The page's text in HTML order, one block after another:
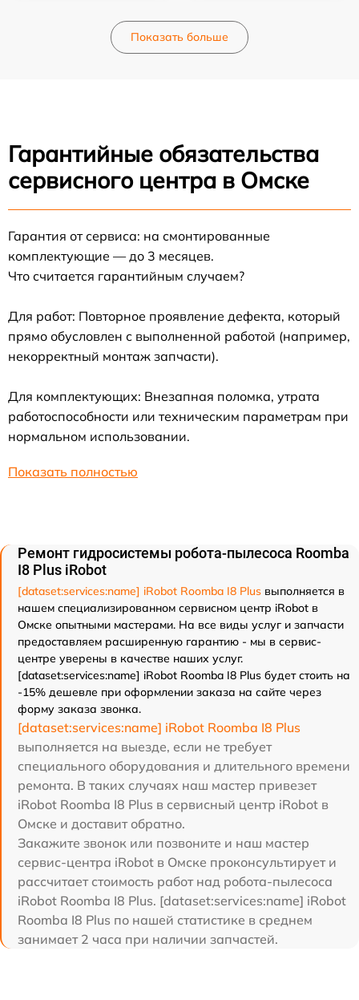
Показать больше
Гарантийные обязательства
сервисного центра в Омске
Гарантия от сервиса: на смонтированные
комплектующие — до 3 месяцев.
Что считается гарантийным случаем?
Для работ: Повторное проявление дефекта, который
прямо обусловлен с выполненной работой (например,
некорректный монтаж запчасти).
Для комплектующих: Внезапная поломка, утрата
работоспособности или техническим параметрам при
нормальном использовании.
Показать полностью
Ремонт гидросистемы робота-пылесоса Roomba
I8 Plus iRobot
[dataset:services:name] iRobot Roomba I8 Plus выполняется в
нашем специализированном сервисном центр iRobot в
Омске опытными мастерами. На все виды услуг и запчасти
предоставляем расширенную гарантию - мы в сервис-
центре уверены в качестве наших услуг.
[dataset:services:name] iRobot Roomba I8 Plus будет стоить на
-15% дешевле при оформлении заказа на сайте через
форму заказа звонка.
[dataset:services:name] iRobot Roomba I8 Plus
выполняется на выезде, если не требует
специального оборудования и длительного времени
ремонта. В таких случаях наш мастер привезет
iRobot Roomba I8 Plus в сервисный центр iRobot в
Омске и доставит обратно.
Закажите звонок или позвоните и наш мастер
сервис-центра iRobot в Омске проконсультирует и
рассчитает стоимость работ над робота-пылесоса
iRobot Roomba I8 Plus. [dataset:services:name] iRobot
Roomba I8 Plus по нашей статистике в среднем
занимает 2 часа при наличии запчастей.